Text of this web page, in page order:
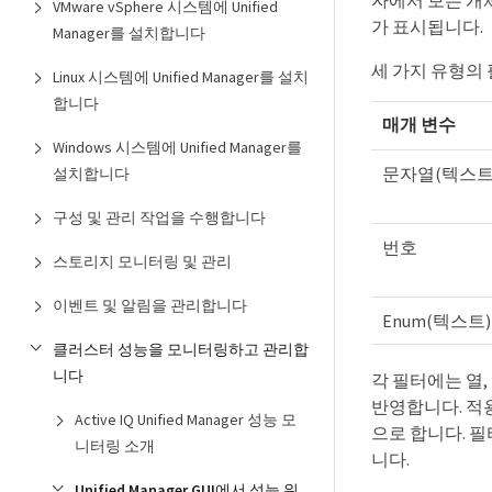
VMware vSphere 시스템에 Unified
Manager를 설치합니다
Linux 시스템에 Unified Manager를 설치
합니다
Windows 시스템에 Unified Manager를
설치합니다
구성 및 관리 작업을 수행합니다
스토리지 모니터링 및 관리
이벤트 및 알림을 관리합니다
클러스터 성능을 모니터링하고 관리합
니다
Active IQ Unified Manager 성능 모
니터링 소개
가 표시됩니다.
세 가지 유형의
매개 변수
문자열(텍스
번호
Enum(텍스트)
각 필터에는 열
반영합니다. 적
으로 합니다.
니다.